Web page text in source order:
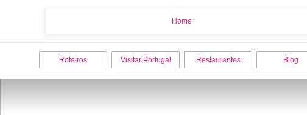
Home
Roteiros Visitar Portugal Restaurantes Blog